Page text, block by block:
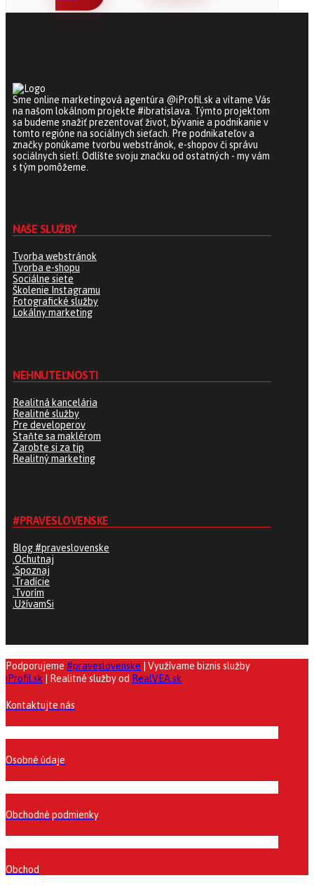
Sme online marketingová agentúra @iProfil.sk a vítame Vás
na našom lokálnom projekte #ibratislava. Týmto projektom
sa budeme snažiť prezentovať život, bývanie a podnikanie v
tomto regióne na sociálnych sieťach. Pre podnikateľov a
značky ponúkame tvorbu webstránok, e-shopov či správu
sociálnych sietí. Odlíšte svoju značku od ostatných - my vám
s tým pomôžeme.
NAŠE SLUŽBY
Tvorba webstránok
Tvorba e-shopu
Sociálne siete
Školenie Instagramu
Fotografické služby
Lokálny marketing
NEHNUTEĽNOSTI
Realitná kancelária
Realitné služby
Pre developerov
Staňte sa maklérom
Zarobte si za tip
Realitný marketing
#PRAVESLOVENSKE
Blog #praveslovenske
.Ochutnaj
.Spoznaj
.Tradície
.Tvorím
.UžívamSi
Podporujeme #praveslovenske | Využívame biznis služby
iProfil.sk | Realitné služby od RealVEA.sk
Kontaktujte nás
Osobné údaje
Obchodné podmienky
Obchod